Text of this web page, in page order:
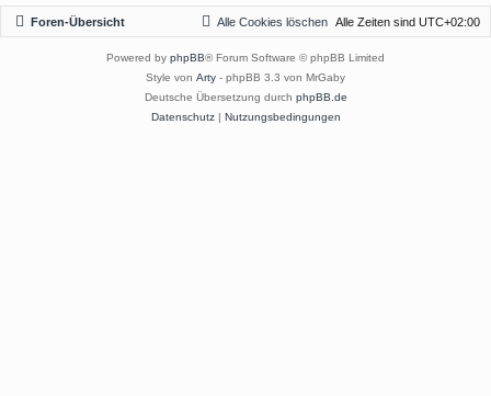
Foren-Übersicht Alle Zeiten sind UTC+02:00
Alle Cookies löschen
Powered by phpBB® Forum Software © phpBB Limited
Style von Arty - phpBB 3.3 von MrGaby
Deutsche Übersetzung durch phpBB.de
Datenschutz| Nutzungsbedingungen